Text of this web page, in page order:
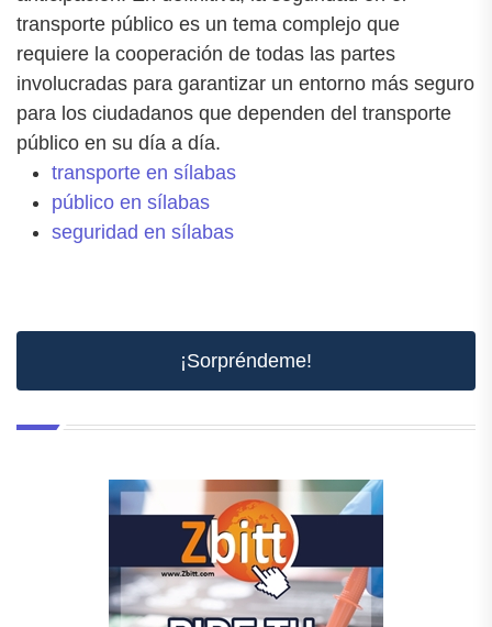
transporte público es un tema complejo que
requiere la cooperación de todas las partes
involucradas para garantizar un entorno más seguro
para los ciudadanos que dependen del transporte
público en su día a día.
transporte en sílabas
público en sílabas
seguridad en sílabas
¡Sorpréndeme!